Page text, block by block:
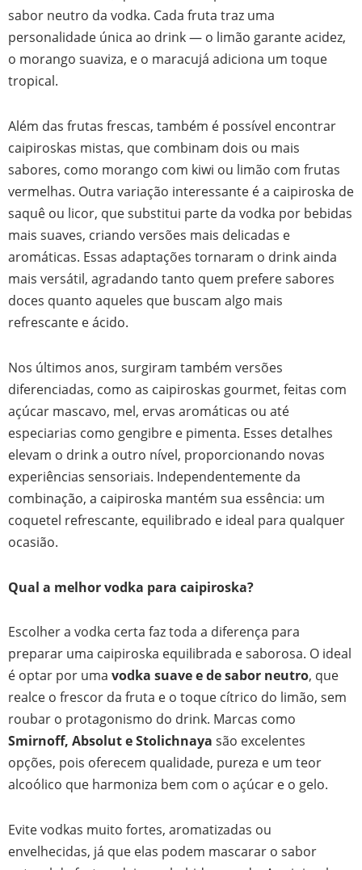
sabor neutro da vodka. Cada fruta traz uma
personalidade única ao drink — o limão garante acidez,
o morango suaviza, e o maracujá adiciona um toque
tropical.
Além das frutas frescas, também é possível encontrar
caipiroskas mistas, que combinam dois ou mais
sabores, como morango com kiwi ou limão com frutas
vermelhas. Outra variação interessante é a caipiroska de
saquê ou licor, que substitui parte da vodka por bebidas
mais suaves, criando versões mais delicadas e
aromáticas. Essas adaptações tornaram o drink ainda
mais versátil, agradando tanto quem prefere sabores
doces quanto aqueles que buscam algo mais
refrescante e ácido.
Nos últimos anos, surgiram também versões
diferenciadas, como as caipiroskas gourmet, feitas com
açúcar mascavo, mel, ervas aromáticas ou até
especiarias como gengibre e pimenta. Esses detalhes
elevam o drink a outro nível, proporcionando novas
experiências sensoriais. Independentemente da
combinação, a caipiroska mantém sua essência: um
coquetel refrescante, equilibrado e ideal para qualquer
ocasião.
Qual a melhor vodka para caipiroska?
Escolher a vodka certa faz toda a diferença para
preparar uma caipiroska equilibrada e saborosa. O ideal
é optar por uma vodka suave e de sabor neutro, que
realce o frescor da fruta e o toque cítrico do limão, sem
roubar o protagonismo do drink. Marcas como
Smirnoff, Absolut e Stolichnaya são excelentes
opções, pois oferecem qualidade, pureza e um teor
alcoólico que harmoniza bem com o açúcar e o gelo.
Evite vodkas muito fortes, aromatizadas ou
envelhecidas, já que elas podem mascarar o sabor